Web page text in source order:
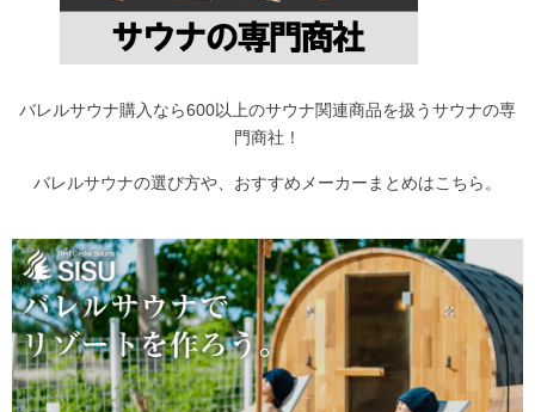
バレルサウナ購入なら600以上のサウナ関連商品を扱うサウナの専
門商社 ！
バレルサウナの選び方や、おすすめメーカーまとめはこちら 。